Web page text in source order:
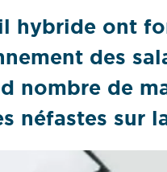
hybride ont
des
nombre de
néfastes sur